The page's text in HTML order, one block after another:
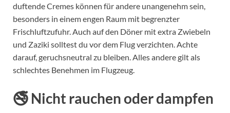
duftende Cremes können für andere unangenehm sein,
besonders in einem engen Raum mit begrenzter
Frischluftzufuhr. Auch auf den Döner mit extra Zwiebeln
und Zaziki solltest du vor dem Flug verzichten. Achte
darauf, geruchsneutral zu bleiben. Alles andere gilt als
schlechtes Benehmen im Flugzeug.
🚭 Nicht rauchen oder dampfen